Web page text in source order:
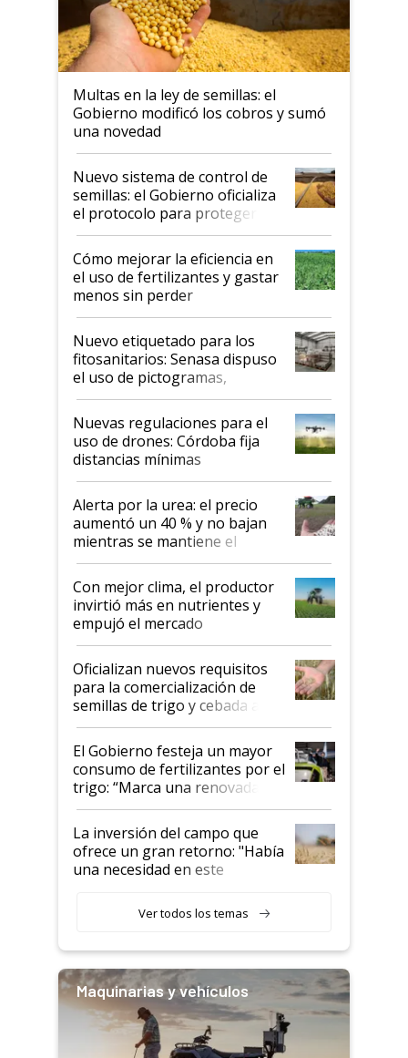
Multas en la ley de semillas: el
Gobierno modificó los cobros y sumó
una novedad
Nuevo sistema de control de
semillas: el Gobierno oficializa
el protocolo para proteger la
propiedad intelectual
Cómo mejorar la eficiencia en
el uso de fertilizantes y gastar
menos sin perder
productividad en la campaña
fina
Nuevo etiquetado para los
fitosanitarios: Senasa dispuso
el uso de pictogramas,
palabras de advertencia e
indicaciones
Nuevas regulaciones para el
uso de drones: Córdoba fija
distancias mínimas
Alerta por la urea: el precio
aumentó un 40 % y no bajan
mientras se mantiene el
conflicto en Medio Oriente
Con mejor clima, el productor
invirtió más en nutrientes y
empujó el mercado
Oficializan nuevos requisitos
para la comercialización de
semillas de trigo y cebada a
granel
El Gobierno festeja un mayor
consumo de fertilizantes por el
trigo: “Marca una renovada
confianza de los productores”
La inversión del campo que
ofrece un gran retorno: "Había
una necesidad en este
Ver todos los temas
Maquinarias y vehículos